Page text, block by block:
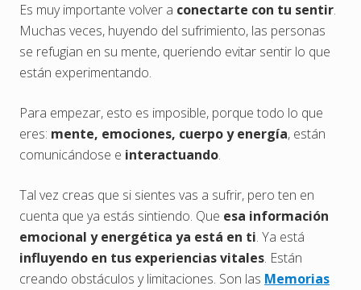
Es muy importante volver a conectarte con tu sentir.
Muchas veces, huyendo del sufrimiento, las personas
se refugian en su mente, queriendo evitar sentir lo que
están experimentando.
Para empezar, esto es imposible, porque todo lo que
eres: mente, emociones, cuerpo y energía, están
comunicándose e interactuando.
Tal vez creas que si sientes vas a sufrir, pero ten en
cuenta que ya estás sintiendo. Que esa información
emocional y energética ya está en ti. Ya está
influyendo en tus experiencias vitales. Están
creando obstáculos y limitaciones. Son las Memorias